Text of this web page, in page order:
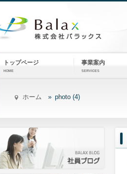
トップページ
HOME
事業案内
SERVICES
ホーム photo (4)